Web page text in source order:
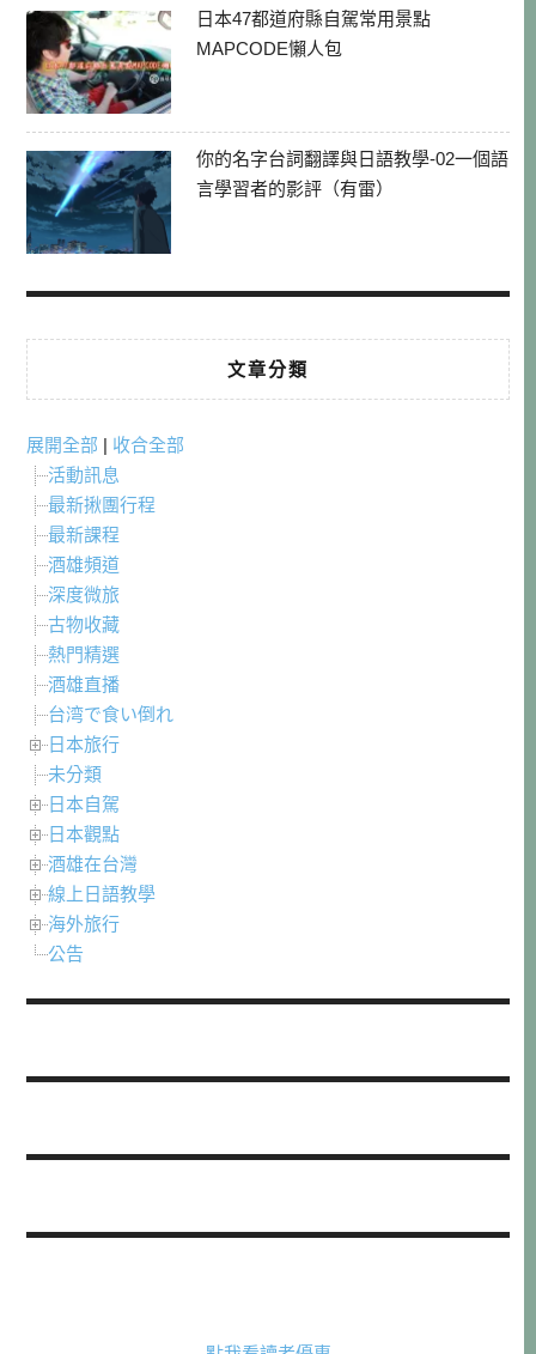
日本47都道府縣自駕常用景點
MAPCODE懶人包
你的名字台詞翻譯與日語教學-02一個語
言學習者的影評（有雷）
文章分類
展開全部 | 收合全部
活動訊息
最新揪團行程
最新課程
酒雄頻道
深度微旅
古物收藏
熱門精選
酒雄直播
台湾で食い倒れ
日本旅行
未分類
日本自駕
日本觀點
酒雄在台灣
線上日語教學
海外旅行
公告